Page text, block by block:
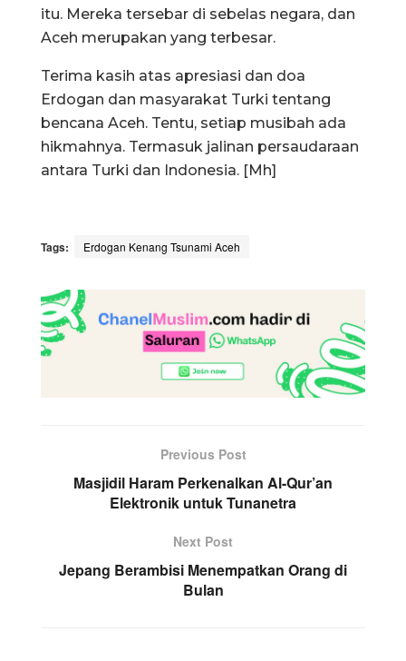
itu. Mereka tersebar di sebelas negara, dan
Aceh merupakan yang terbesar.
Terima kasih atas apresiasi dan doa
Erdogan dan masyarakat Turki tentang
bencana Aceh. Tentu, setiap musibah ada
hikmahnya. Termasuk jalinan persaudaraan
antara Turki dan Indonesia. [Mh]
Tags: Erdogan Kenang Tsunami Aceh
Previous Post
Masjidil Haram Perkenalkan Al-Qur’an
Elektronik untuk Tunanetra
Next Post
Jepang Berambisi Menempatkan Orang di
Bulan